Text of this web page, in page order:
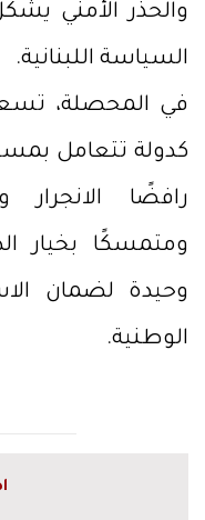
والحذر الأمني
السياسة اللبنانية.
في المحصلة،
كدولة تتعامل
رافضًا الانجرار
ومتمسكًا بخيار
وحيدة لضمان
الوطنية.